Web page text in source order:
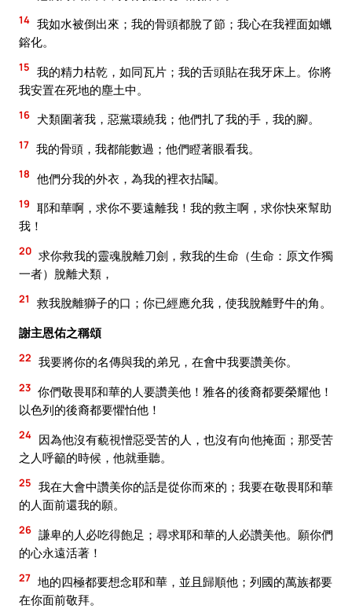
14 我如水被倒出來；我的骨頭都脫了節；我心在我裡面如蠟
鎔化。
15 我的精力枯乾，如同瓦片；我的舌頭貼在我牙床上。你將
我安置在死地的塵土中。
16 犬類圍著我，惡黨環繞我；他們扎了我的手，我的腳。
17 我的骨頭，我都能數過；他們瞪著眼看我。
18 他們分我的外衣，為我的裡衣拈鬮。
19 耶和華啊，求你不要遠離我！我的救主啊，求你快來幫助
我！
20 求你救我的靈魂脫離刀劍，救我的生命（生命：原文作獨
一者）脫離犬類，
21
救我脫離獅子的口；你已經應允我，使我脫離野牛的角。
謝主恩佑之稱頌
22 我要將你的名傳與我的弟兄，在會中我要讚美你。
23 你們敬畏耶和華的人要讚美他！雅各的後裔都要榮耀他！
以色列的後裔都要懼怕他！
24 因為他沒有藐視憎惡受苦的人，也沒有向他掩面；那受苦
之人呼籲的時候，他就垂聽。
25 我在大會中讚美你的話是從你而來的；我要在敬畏耶和華
的人面前還我的願。
26 謙卑的人必吃得飽足；尋求耶和華的人必讚美他。願你們
的心永遠活著！
27 地的四極都要想念耶和華，並且歸順他；列國的萬族都要
在你面前敬拜。